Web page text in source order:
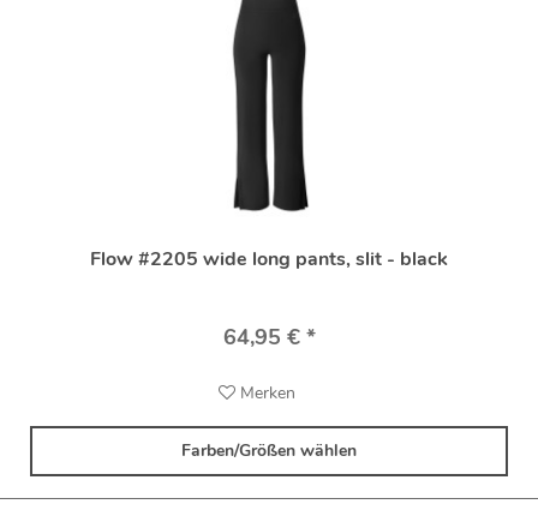
Flow #2205 wide long pants, slit - black
64,95 € *
Merken
Farben/Größen wählen